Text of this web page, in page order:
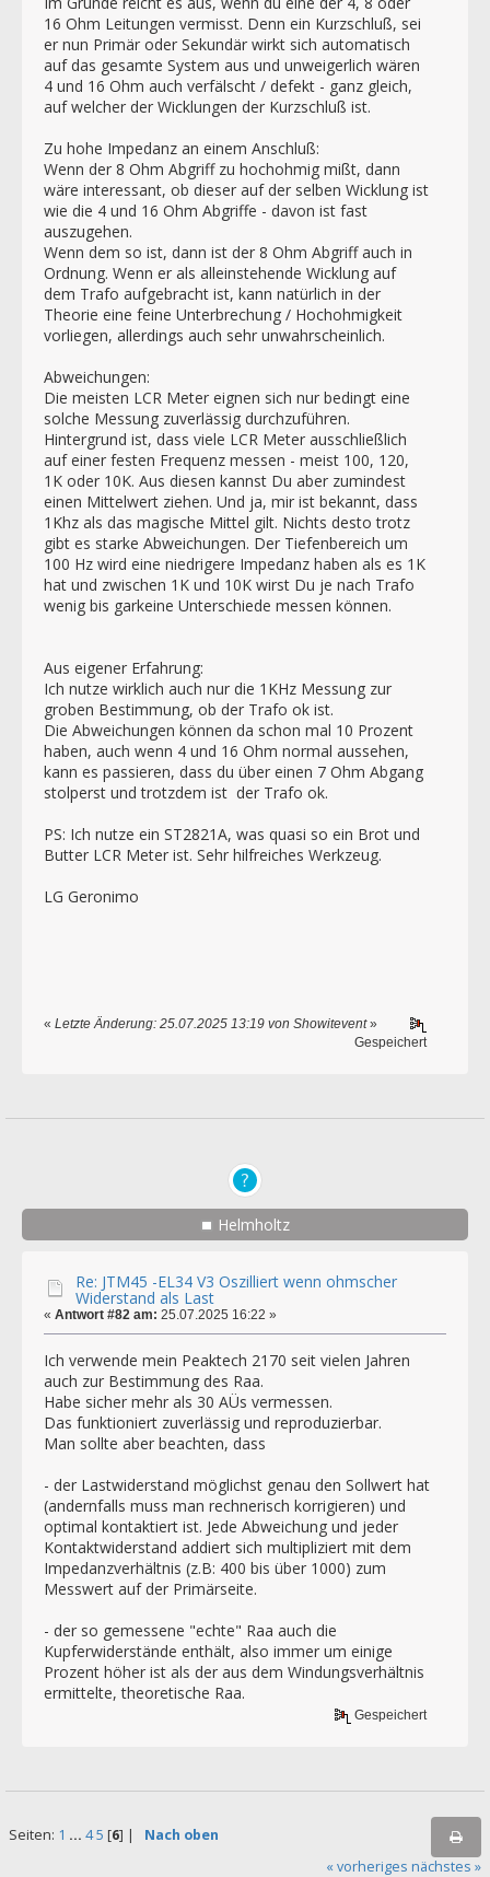
16 Ohm Leitungen vermisst. Denn ein Kurzschluß, sei
er nun Primär oder Sekundär wirkt sich automatisch
auf das gesamte System aus und unweigerlich wären
4 und 16 Ohm auch verfälscht / defekt - ganz gleich,
auf welcher der Wicklungen der Kurzschluß ist.
Zu hohe Impedanz an einem Anschluß:
Wenn der 8 Ohm Abgriff zu hochohmig mißt, dann
wäre interessant, ob dieser auf der selben Wicklung ist
wie die 4 und 16 Ohm Abgriffe - davon ist fast
auszugehen.
Wenn dem so ist, dann ist der 8 Ohm Abgriff auch in
Ordnung. Wenn er als alleinstehende Wicklung auf
dem Trafo aufgebracht ist, kann natürlich in der
Theorie eine feine Unterbrechung / Hochohmigkeit
vorliegen, allerdings auch sehr unwahrscheinlich.
Abweichungen:
Die meisten LCR Meter eignen sich nur bedingt eine
solche Messung zuverlässig durchzuführen.
Hintergrund ist, dass viele LCR Meter ausschließlich
auf einer festen Frequenz messen - meist 100, 120,
1K oder 10K. Aus diesen kannst Du aber zumindest
einen Mittelwert ziehen. Und ja, mir ist bekannt, dass
1Khz als das magische Mittel gilt. Nichts desto trotz
gibt es starke Abweichungen. Der Tiefenbereich um
100 Hz wird eine niedrigere Impedanz haben als es 1K
hat und zwischen 1K und 10K wirst Du je nach Trafo
wenig bis garkeine Unterschiede messen können.
Aus eigener Erfahrung:
Ich nutze wirklich auch nur die 1KHz Messung zur
groben Bestimmung, ob der Trafo ok ist.
Die Abweichungen können da schon mal 10 Prozent
haben, auch wenn 4 und 16 Ohm normal aussehen,
kann es passieren, dass du über einen 7 Ohm Abgang
stolperst und trotzdem ist der Trafo ok.
PS: Ich nutze ein ST2821A, was quasi so ein Brot und
Butter LCR Meter ist. Sehr hilfreiches Werkzeug.
LG Geronimo
« Letzte Änderung: 25.07.2025 13:19 von Showitevent»
Gespeichert
Helmholtz
Re: JTM45 -EL34 V3 Oszilliert wenn ohmscher
Widerstand als Last
« Antwort #82 am: 25.07.2025 16:22 »
Ich verwende mein Peaktech 2170 seit vielen Jahren
auch zur Bestimmung des Raa.
Habe sicher mehr als 30 AÜs vermessen.
Das funktioniert zuverlässig und reproduzierbar.
Man sollte aber beachten, dass
- der Lastwiderstand möglichst genau den Sollwert hat
(andernfalls muss man rechnerisch korrigieren) und
optimal kontaktiert ist. Jede Abweichung und jeder
Kontaktwiderstand addiert sich multipliziert mit dem
Impedanzverhältnis (z.B: 400 bis über 1000) zum
Messwert auf der Primärseite.
- der so gemessene "echte" Raa auch die
Kupferwiderstände enthält, also immer um einige
Prozent höher ist als der aus dem Windungsverhältnis
ermittelte, theoretische Raa.
Gespeichert
Seiten: 1 ... 4 5 [6] | Nach oben
« vorheriges nächstes »